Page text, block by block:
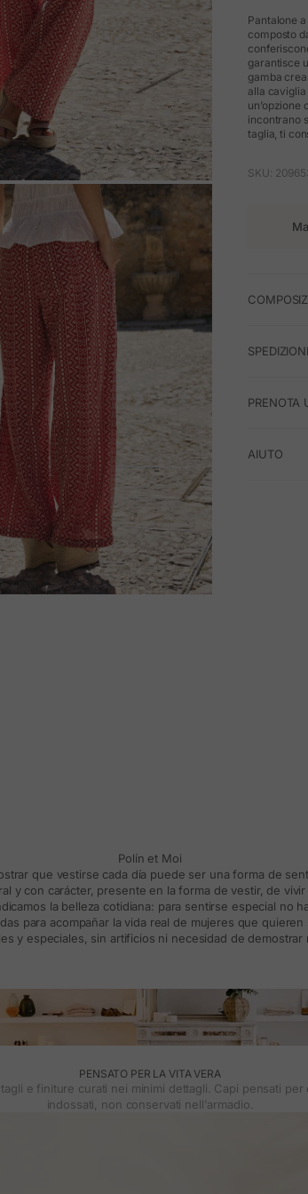
Pantalone
composto
garantisce
gamba
alla
un’opzione
incontrano
taglia, ti
SKU:
PRENOTA
AIUTO
Polín et Moi
que vestirse cada día puede ser una forma de
y con carácter, presente en la forma de vestir, de
la belleza cotidiana: para sentirse especial no
para acompañar la vida real de mujeres que quieren
y especiales, sin artificios ni necesidad de demostrar
PENSATO PER LA VITA VERA
tagli e finiture curati nei minimi dettagli. Capi pensati per
indossati, non conservati nell'armadio.